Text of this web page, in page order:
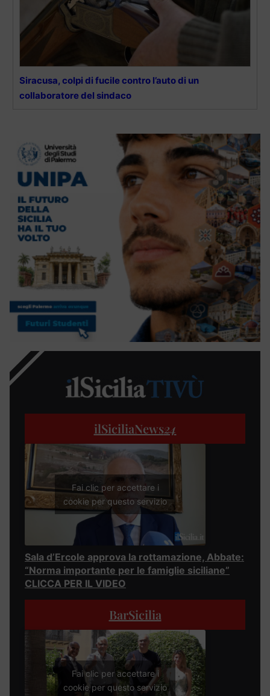
Siracusa, colpi di fucile contro l’auto di un
collaboratore del sindaco
ilSiciliaNews24
Fai clic per accettare i
cookie per questo servizio
Sala d’Ercole approva la rottamazione, Abbate:
“Norma importante per le famiglie siciliane”
CLICCA PER IL VIDEO
BarSicilia
Fai clic per accettare i
cookie per questo servizio